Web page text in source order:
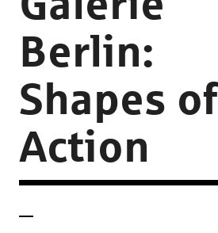
Berlin:
Shapes of
Action